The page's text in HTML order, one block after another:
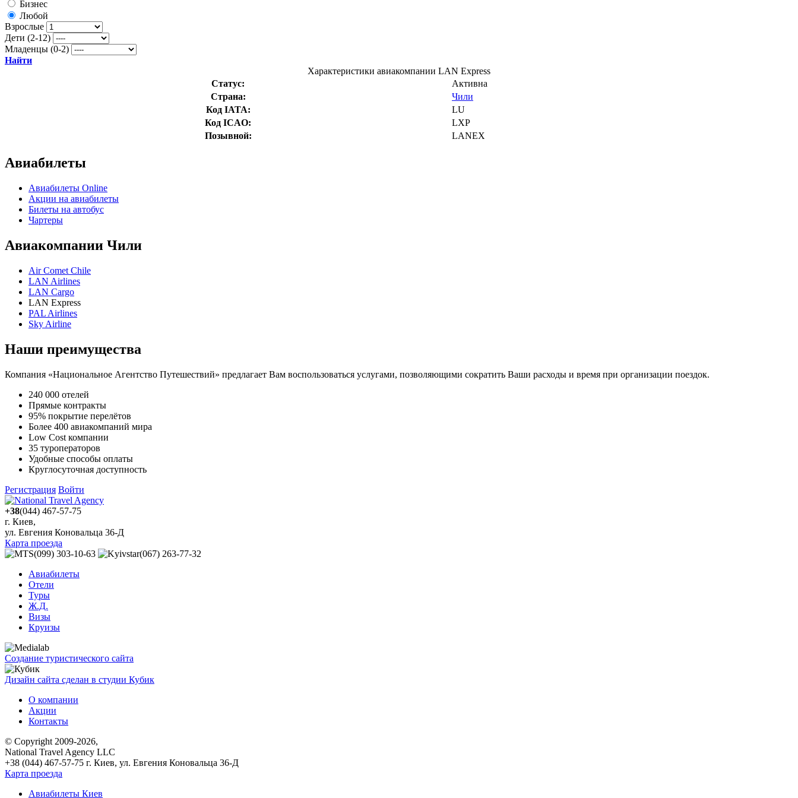
Бизнес
Любой
Взрослые
Дети (2-12)
Младенцы (0-2)
Найти
Характеристики авиакомпании LAN Express
Статус:
Активна
Страна:
Чили
Код IATA:
LU
Код ICAO:
LXP
Позывной:
LANEX
Авиабилеты
Авиабилеты Online
Акции на авиабилеты
Билеты на автобус
Чартеры
Авиакомпании Чили
Air Comet Chile
LAN Airlines
LAN Cargo
LAN Express
PAL Airlines
Sky Airline
Наши преимущества
Компания «Национальное Агентство Путешествий» предлагает Вам воспользоваться услугами, позволяющими сократить Ваши расходы и время при организации поездок.
240 000 отелей
Прямые контракты
95% покрытие перелётов
Более 400 авиакомпаний мира
Low Cost компании
35 туроператоров
Удобные способы оплаты
Круглосуточная доступность
Регистрация Войти
+38(044) 467-57-75
г. Киев,
ул. Евгения Коновальца 36-Д
Карта проезда
(099) 303-10-63
(067) 263-77-32
Авиабилеты
Отели
Туры
Ж.Д.
Визы
Круизы
Создание туристического сайта
Дизайн сайта сделан в студии Кубик
О компании
Акции
Контакты
© Copyright 2009-2026,
National Travel Agency LLC
+38 (044) 467-57-75 г. Киев, ул. Евгения Коновальца 36-Д
Карта проезда
Авиабилеты Киев